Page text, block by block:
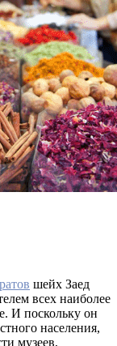
шейх Заед
всех наиболее
И поскольку он
населения,
музеев,